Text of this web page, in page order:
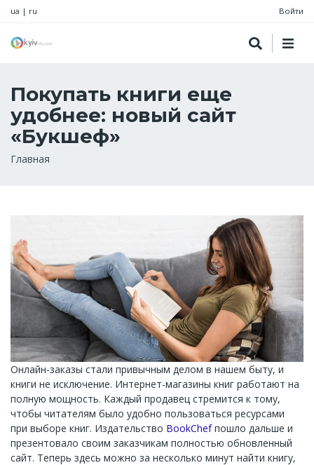
ua | ru Войти
Покупать книги еще
удобнее: новый сайт
«Букшеф»
Строка
Главная
Онлайн-заказы стали привычным делом в нашем быту, и
книги не исключение. Интернет-магазины книг работают на
полную мощность. Каждый продавец стремится к тому,
чтобы читателям было удобно пользоваться ресурсами
при выборе книг. Издательство BookChefпошло дальше и
презентовало своим заказчикам полностью обновленный
сайт. Теперь здесь можно за несколько минут найти книгу,